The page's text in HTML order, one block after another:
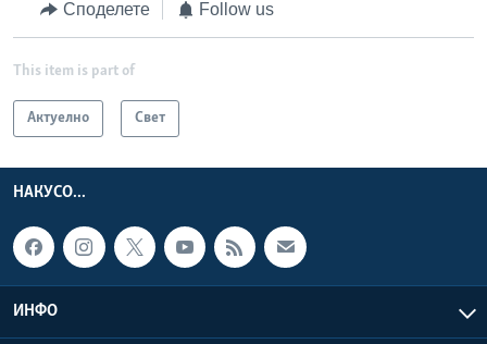
Споделете Follow us
This item is part of
Актуелно Свет
НАКУСО...
ИНФО